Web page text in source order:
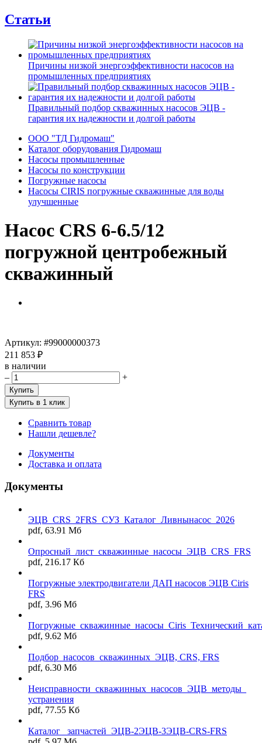
Статьи
Причины низкой энергоэффективности насосов на
промышленных предприятиях
Правильный подбор скважинных насосов ЭЦВ -
гарантия их надежности и долгой работы
ООО "ТД Гидромаш"
Каталог оборудования Гидромаш
Насосы промышленные
Насосы по конструкции
Погружные насосы
Насосы CIRIS погружные скважинные для воды
улучшенные
Насос CRS 6-6.5/12
погружной центробежный
скважинный
Артикул: #99000000373
211 853 ₽
в наличии
–
+
Купить
Купить в 1 клик
Сравнить товар
Нашли дешевле?
Документы
Доставка и оплата
Документы
ЭЦВ_CRS_2FRS_СУЗ_Каталог_Ливнынасос_2026
pdf, 63.91 Мб
Опросный_лист_скважинные_насосы_ЭЦВ_CRS_FRS
pdf, 216.17 Кб
Погружные электродвигатели ДАП насосов ЭЦВ Ciris
FRS
pdf, 3.96 Мб
pdf, 9.62 Мб
Подбор_насосов_скважинных_ЭЦВ, CRS, FRS
pdf, 6.30 Мб
Неисправности_скважинных_насосов_ЭЦВ_методы_
устранения
pdf, 77.55 Кб
Каталог _запчастей_ЭЦВ-2ЭЦВ-3ЭЦВ-CRS-FRS